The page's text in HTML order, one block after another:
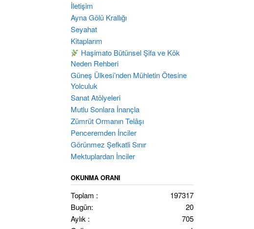
İletişim
Ayna Gölü Krallığı
Seyahat
Kitaplarım
Haşimato Bütünsel Şifa ve Kök
Neden Rehberi
Güneş Ülkesi’nden Mühletin Ötesine
Yolculuk
Sanat Atölyeleri
Mutlu Sonlara İnançla
Zümrüt Ormanın Telâşı
Penceremden İnciler
Görünmez Şefkatli Sınır
Mektuplardan İnciler
OKUNMA ORANI
197317
Toplam :
20
Bugün:
705
Aylık :